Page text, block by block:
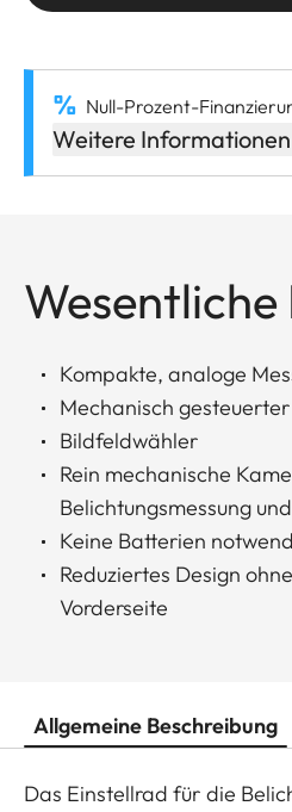
Null-Prozent-
Weitere Informationen
Kompakte, analoge
Mechanisch gesteuerter
Bildfeldwähler
Rein mechanische
Belichtungsmessung
Keine Batterien
Reduziertes Design
Vorderseite
Allgemeine Beschreibung
Das Einstellrad für die